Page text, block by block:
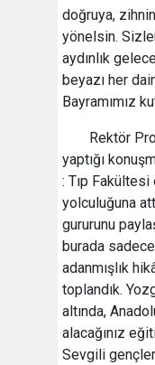
doğruya,
yönelsin.
aydınlık
beyazı her
Bayramımız
Rektör
yaptığı
: Tıp
yolculuğuna
gururunu
burada
adanmışlık
toplandık.
altında,
alacağınız
Sevgili